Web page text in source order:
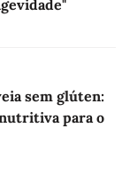
sem glúten:
para o